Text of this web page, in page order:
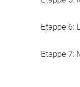
Etappe 6:
Etappe 7: